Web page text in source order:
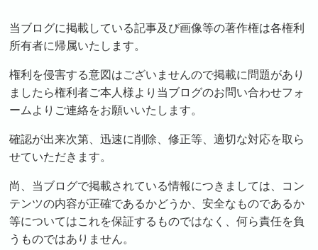
当ブログに掲載している記事及び画像等の著作権は各権利
所有者に帰属いたします。
権利を侵害する意図はございませんので掲載に問題があり
ましたら権利者ご本人様より当ブログのお問い合わせフォ
ームよりご連絡をお願いいたします。
確認が出来次第、迅速に削除、修正等、適切な対応を取ら
せていただきます。
尚、当ブログで掲載されている情報につきましては、コン
テンツの内容が正確であるかどうか、安全なものであるか
等についてはこれを保証するものではなく、何ら責任を負
うものではありません。